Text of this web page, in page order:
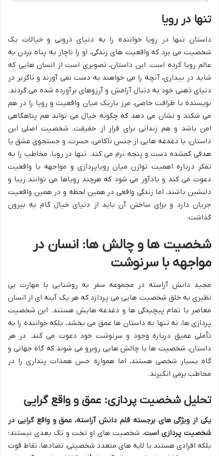
تنها در رویا
داستان تنها در رویا خواننده را به دنیای درونی و خیالات یک
شخصیت می برد که واقعیت های زندگی، او را ناچار به پناه بردن به
عالم رویا کرده است. این داستان، تصویری است از انسان هایی که
شاید در بیداری، آنچه را می خواهند به دست نمی آورند و ناگزیر در
دنیای ذهنی خود به دنبال آرامش و آرزوهای برآورده شده می گردند.
نویسنده با ظرافت خاصی، مرز باریک میان واقعیت و رویا را در هم
می شکند و نشان می دهد که چگونه خیال می تواند هم پناهگاهی
امن باشد و هم زندانی برای فرار از حقیقت. شخصیت اصلی این
داستان، با دغدغه هایی از جنس ناکامی، حسرت، و جستجوی عشق یا
هدفی گمشده دست و پنجه نرم می کند. تنها در رویا، مخاطب را به
تفکر درباره اهمیت توازن میان رویاپردازی و مواجهه با واقعیت
دعوت می کند و یادآور می شود که هرچند رویاها می توانند زیبا و
دلنشین باشند، اما زندگی واقعی در همین لحظه و در همین واقعیت
جریان دارد و برای ساختن آن باید از دنیای خیال گام به بیرون
گذاشت.
شخصیت ها و چالش ها: انسان در
مواجهه با سرنوشت
مجید دانش آراسته در مجموعه سفر به روشنایی با مهارت بی
نظیری به خلق شخصیت هایی می پردازد که هر یک آینه ای از انسان
معاصر با تمام پیچیدگی ها و دغدغه هایش هستند. این شخصیت
پردازی ها، نه تنها به داستان ها عمق می بخشد، بلکه خواننده را به
تأملی عمیق درباره وجود و سرنوشت خود دعوت می کند. در هر
داستان، شخصیت ها با چالش هایی روبرو می شوند که گاه جهانی و
گاه بسیار شخصی هستند، اما همواره حس همذات پنداری را در
مخاطب برمی انگیزند.
تحلیل شخصیت پردازی: عمق و واقع گرایی
یکی از ویژگی های برجسته قلم دانش آراسته، عمق و واقع گرایی در
شخصیت پردازی است. شخصیت های او تخت و تک بعدی نیستند؛
بلکه افرادی هستند با لایه های متعدد شخصیتی، تضادها، نقاط قوت